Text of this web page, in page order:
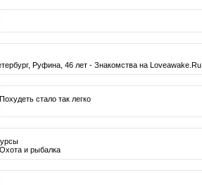
Руфина, 46 лет - Знакомства на Loveawake.Ru
стало так легко
и рыбалка